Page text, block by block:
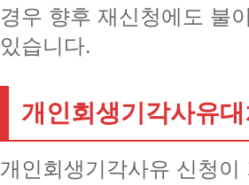
경우 향후 재신청에도 불
있습니다.
개인회생기각사유
개인회생기각사유 신청이